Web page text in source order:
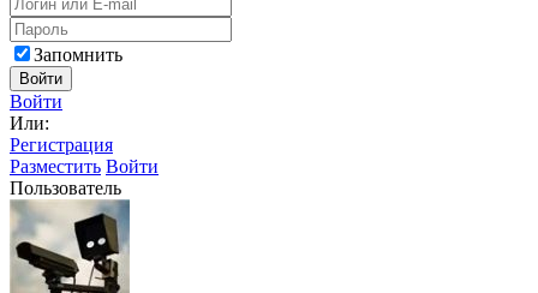
Запомнить
Войти
Войти
Или:
Регистрация
Разместить Войти
Пользователь